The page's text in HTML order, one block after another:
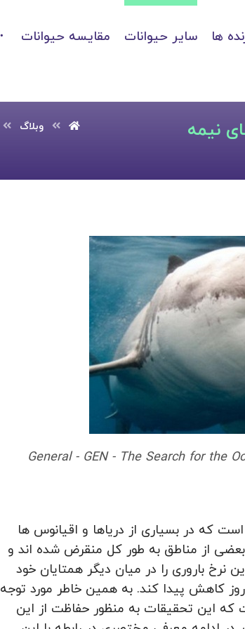
ها سایر حیوانات مقایسه حیوانات
نیمه
وبلاگ
General - GEN - The Search for the
که در بسیاری از دریاها و اقیانوس ها
از مناطق به طور کل منقرض شده اند و
نرخ باروری را در میان دیگر همتایان خود
کاهش پیدا کند. به همین خاطر مورد توجه
این تحقیقات به منظور حفاظت از این